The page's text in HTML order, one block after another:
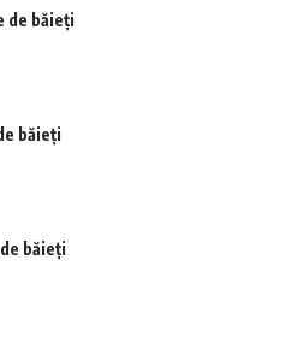
de băieți
băieți
băieți